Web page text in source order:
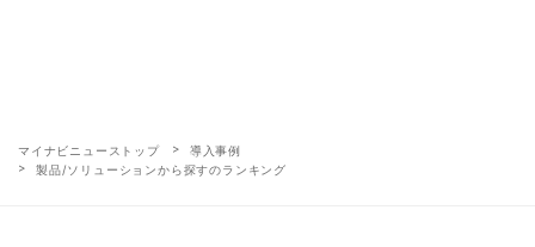
マイナビニューストップ
導入事例
製品/ソリューションから探すのランキング